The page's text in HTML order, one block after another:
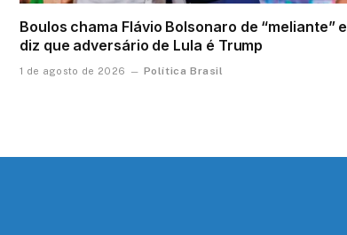
Boulos chama Flávio Bolsonaro de “meliante” e
diz que adversário de Lula é Trump
1 de agosto de 2026 Política Brasil